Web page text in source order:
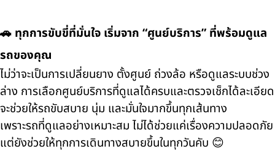
🚗 ทุกการขับขี่ที่มั่นใจ เริ่มจาก “ศูนย์บริการ” ที่พร้อมดูแล
รถของคุณ
ไม่ว่าจะเป็นการเปลี่ยนยาง ตั้งศูนย์ ถ่วงล้อ หรือดูแลระบบช่วง
ล่าง การเลือกศูนย์บริการที่ดูแลได้ครบและตรวจเช็กได้ละเอียด
จะช่วยให้รถขับสบาย นุ่ม และมั่นใจมากขึ้นทุกเส้นทาง
เพราะรถที่ดูแลอย่างเหมาะสม ไม่ได้ช่วยแค่เรื่องความปลอดภัย
แต่ยังช่วยให้ทุกการเดินทางสบายขึ้นในทุกวันคับ 😊